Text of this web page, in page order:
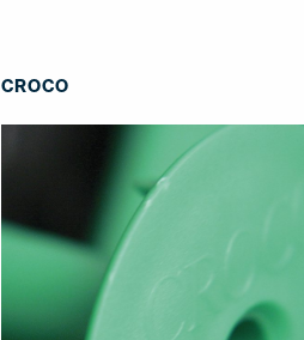
CROCO